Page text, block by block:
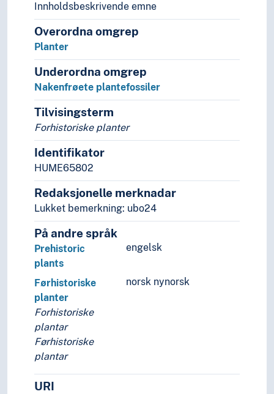
Innholdsbeskrivende emne
Overordna omgrep
Planter
Underordna omgrep
Nakenfrøete plantefossiler
Tilvisingsterm
Forhistoriske planter
Identifikator
HUME65802
Redaksjonelle merknadar
Lukket bemerkning: ubo24
På andre språk
engelsk
Prehistoric
plants
norsk nynorsk
Førhistoriske
planter
Forhistoriske
plantar
Førhistoriske
plantar
URI